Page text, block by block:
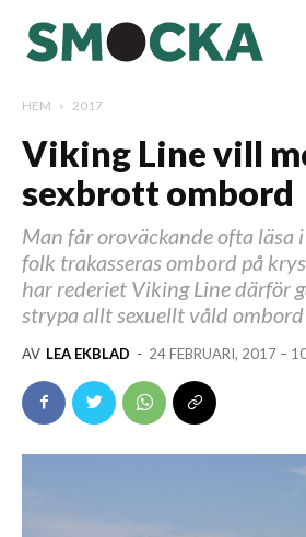
HEM 2017
Viking Line vill
sexbrott ombord
Man får oroväckande ofta läsa
folk trakasseras ombord på
har rederiet Viking Line därför
strypa allt sexuellt våld
AV LEA EKBLAD - 24 FEBRUARI, 2017 –